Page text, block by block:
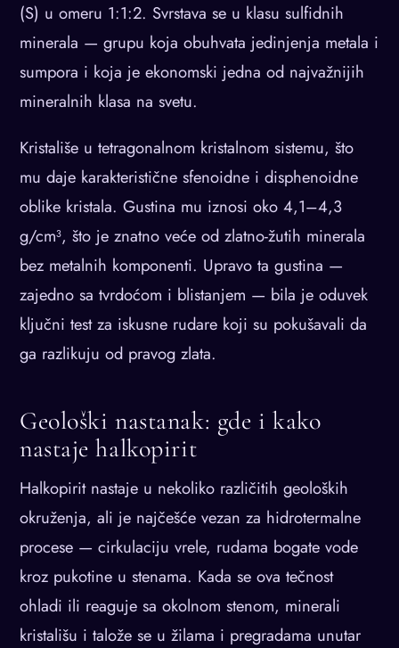
(S) u omeru 1:1:2. Svrstava se u klasu sulfidnih
minerala — grupu koja obuhvata jedinjenja metala i
sumpora i koja je ekonomski jedna od najvažnijih
mineralnih klasa na svetu.
Kristališe u tetragonalnom kristalnom sistemu, što
mu daje karakteristične sfenoidne i disphenoidne
oblike kristala. Gustina mu iznosi oko 4,1–4,3
g/cm³, što je znatno veće od zlatno-žutih minerala
bez metalnih komponenti. Upravo ta gustina —
zajedno sa tvrdoćom i blistanjem — bila je oduvek
ključni test za iskusne rudare koji su pokušavali da
ga razlikuju od pravog zlata.
Geološki nastanak: gde i kako
nastaje halkopirit
Halkopirit nastaje u nekoliko različitih geoloških
okruženja, ali je najčešće vezan za hidrotermalne
procese — cirkulaciju vrele, rudama bogate vode
kroz pukotine u stenama. Kada se ova tečnost
ohladi ili reaguje sa okolnom stenom, minerali
kristališu i talože se u žilama i pregradama unutar